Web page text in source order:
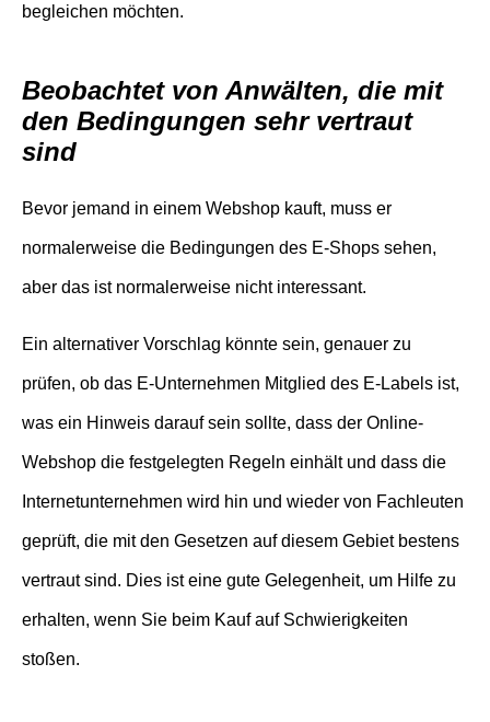
begleichen möchten.
Beobachtet von Anwälten, die mit
den Bedingungen sehr vertraut
sind
Bevor jemand in einem Webshop kauft, muss er
normalerweise die Bedingungen des E-Shops sehen,
aber das ist normalerweise nicht interessant.
Ein alternativer Vorschlag könnte sein, genauer zu
prüfen, ob das E-Unternehmen Mitglied des E-Labels ist,
was ein Hinweis darauf sein sollte, dass der Online-
Webshop die festgelegten Regeln einhält und dass die
Internetunternehmen wird hin und wieder von Fachleuten
geprüft, die mit den Gesetzen auf diesem Gebiet bestens
vertraut sind. Dies ist eine gute Gelegenheit, um Hilfe zu
erhalten, wenn Sie beim Kauf auf Schwierigkeiten
stoßen.